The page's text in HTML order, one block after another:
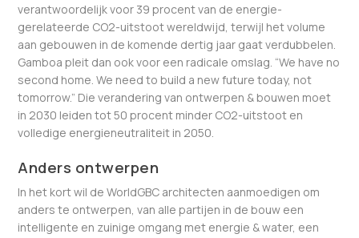
verantwoordelijk voor 39 procent van de energie-
gerelateerde CO2-uitstoot wereldwijd, terwijl het volume
aan gebouwen in de komende dertig jaar gaat verdubbelen.
Gamboa pleit dan ook voor een radicale omslag. “We have no
second home. We need to build a new future today, not
tomorrow.” Die verandering van ontwerpen & bouwen moet
in 2030 leiden tot 50 procent minder CO2-uitstoot en
volledige energieneutraliteit in 2050.
Anders ontwerpen
In het kort wil de WorldGBC architecten aanmoedigen om
anders te ontwerpen, van alle partijen in de bouw een
intelligente en zuinige omgang met energie & water, een